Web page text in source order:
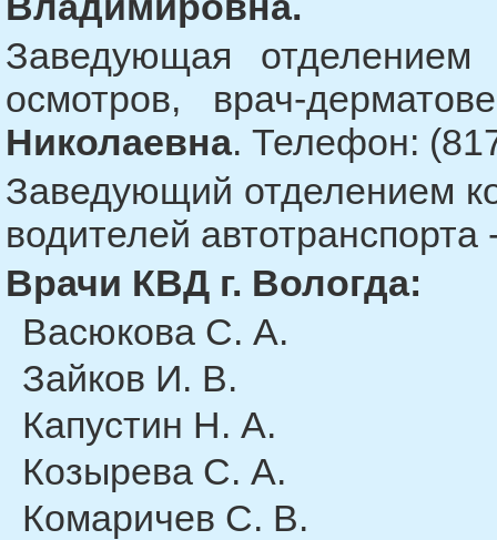
Заведующая отделением
осмотров, врач-
Николаевна. Телефон:
Заведующий отделением
водителей автотранспорта
Врачи КВД г. Вологда:
Васюкова С. А.
Зайков И. В.
Капустин Н. А.
Козырева С. А.
Комаричев С. В.